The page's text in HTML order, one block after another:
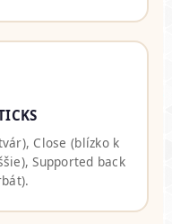
Close (blízko k
Supported back